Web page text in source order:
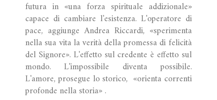
futura in «una forza spirituale addizionale»
capace di cambiare l'esistenza. L'operatore di
pace, aggiunge Andrea Riccardi, «sperimenta
nella sua vita la verità della promessa di felicità
del Signore». L'effetto sul credente è effetto sul
mondo. L'impossibile diventa possibile.
L'amore, prosegue lo storico, «orienta correnti
profonde nella storia» .